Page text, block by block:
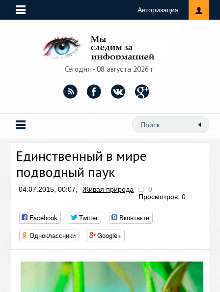
Авторизация
Сегодня - 08 августа 2026 г
Единственный в мире
подводный паук
04.07.2015, 00:07, Живая природа
0
Просмотров: 0
Facebook Twitter
Вконтакте
Одноклассники
Google+